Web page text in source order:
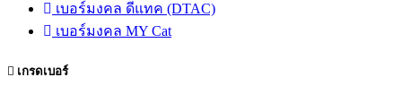
เบอร์มงคล ดีแทค (DTAC)
เบอร์มงคล MY Cat
เกรดเบอร์